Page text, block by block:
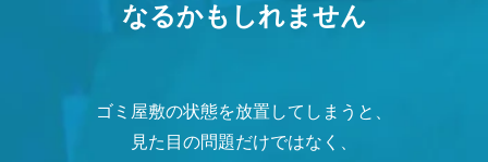
なるかもしれません
ゴミ屋敷の状態を放置してしまうと、
見た目の問題だけではなく、